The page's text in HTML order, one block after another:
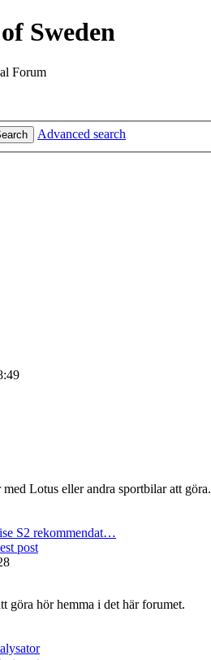
Sweden
Forum
Advanced search
Lotus eller andra sportbilar att göra.
S2 rekommendat…
post
göra hör hemma i det här forumet.